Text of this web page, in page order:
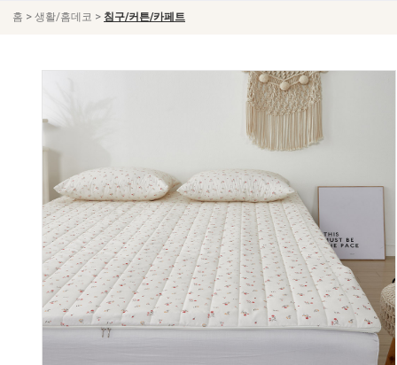
홈 > 생활/홈데코 > 침구/커튼/카페트